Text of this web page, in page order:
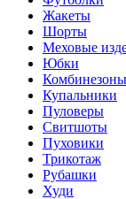
Жакеты
Шорты
Меховые
Юбки
Комбинезоны
Купальники
Пуловеры
Свитшоты
Пуховики
Трикотаж
Рубашки
Худи